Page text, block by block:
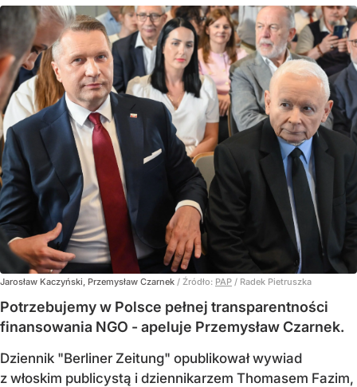
Jarosław Kaczyński, Przemysław Czarnek / Źródło: PAP / Radek Pietruszka
Potrzebujemy w Polsce pełnej transparentności
finansowania NGO - apeluje Przemysław Czarnek.
Dziennik "Berliner Zeitung" opublikował wywiad
z włoskim publicystą i dziennikarzem Thomasem Fazim,